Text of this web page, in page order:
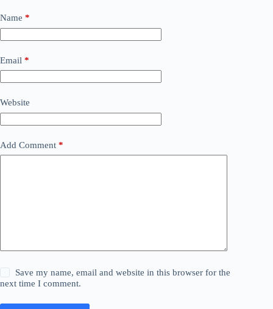
Name *
Email *
Website
Add Comment *
Save my name, email and website in this browser for the
next time I comment.